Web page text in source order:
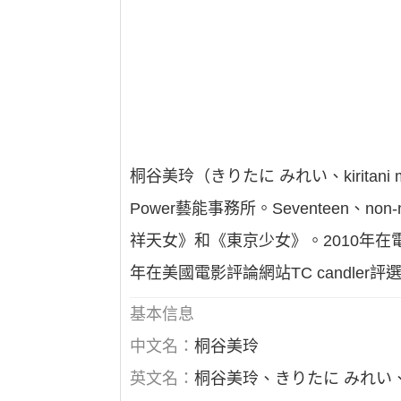
桐谷美玲（きりたに みれい、kiritani
Power藝能事務所。Seventeen、
祥天女》和《東京少女》。2010年在
年在美國電影評論網站TC candler評
基本信息
中文名：桐谷美玲
英文名：桐谷美玲、きりたに みれい